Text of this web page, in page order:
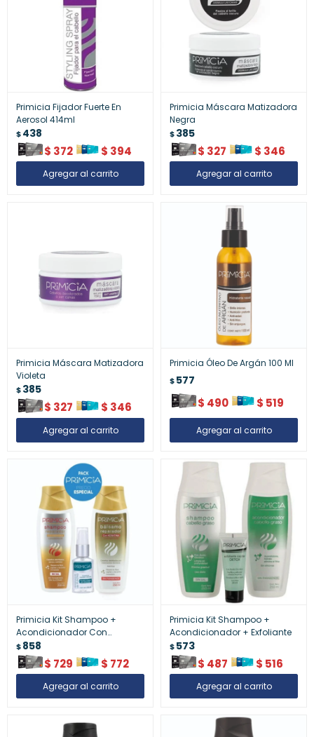
Primicia Fijador Fuerte En
Aerosol 414ml
$438
$ 372 $ 394
Primicia Máscara Matizadora
Negra
$385
$ 327 $ 346
Primicia Máscara Matizadora
Violeta
$385
$ 327 $ 346
Primicia Óleo De Argán 100 Ml
$577
$ 490 $ 519
Primicia Kit Shampoo +
Acondicionador Con
Keratina
$858
$ 729 $ 772
Primicia Kit Shampoo +
Acondicionador + Exfoliante
$573
$ 487 $ 516